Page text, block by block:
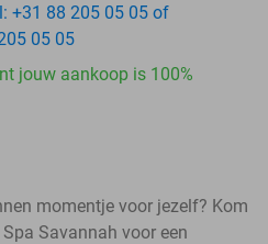
+31 88 205 05 05 of
05 05
jouw aankoop is 100%
momentje voor jezelf? Kom
Savannah voor een